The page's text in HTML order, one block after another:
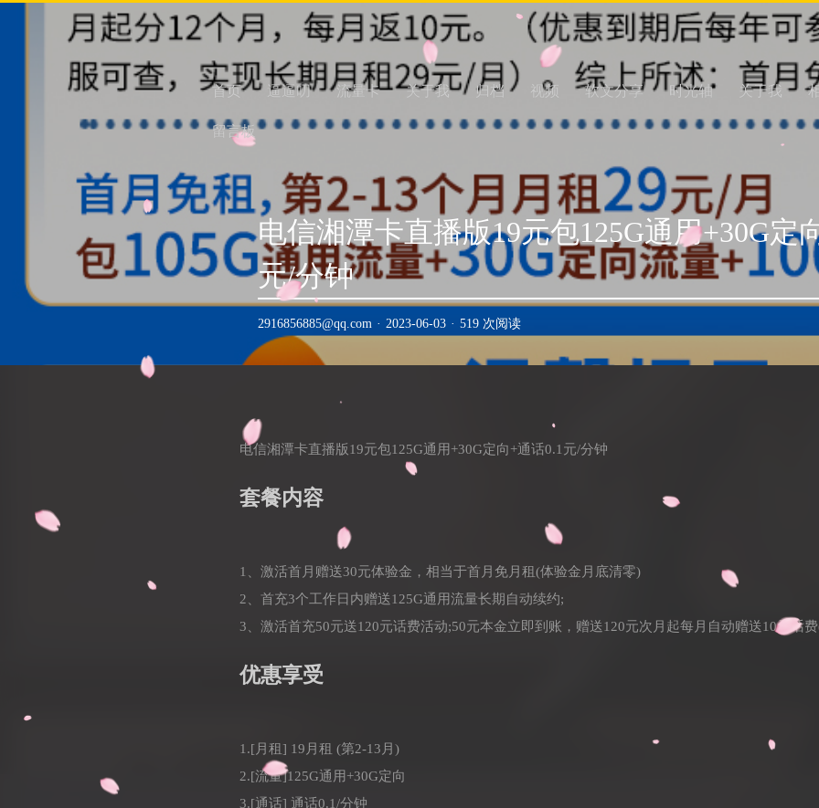
首页 逼逼叨 流量卡 关于我 归档 视频 软文分享 时光轴 关于我
留言板
电信湘潭卡直播版19元包125G通用+30G定
元/分钟
2916856885@qq.com · 2023-06-03 · 519 次阅读
电信湘潭卡直播版19元包125G通用+30G定向+通话0.1元/分钟
套餐内容
1、激活首月赠送30元体验金，相当于首月免月租(体验金月底清零)
2、首充3个工作日内赠送125G通用流量长期自动续约;
3、激活首充50元送120元话费活动;50元本金立即到账，赠送120元次月起每月自动赠送10元话
优惠享受
1.[月租] 19月租 (第2-13月)
2.[流量]125G通用+30G定向
3.[通话] 通话0.1/分钟